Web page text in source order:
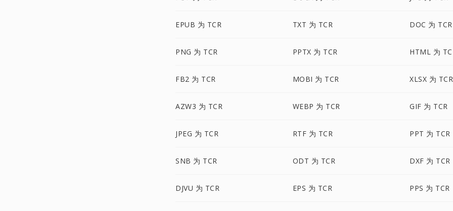
EPUB 为 TCR TXT 为 TCR DOC 为 TCR
PNG 为 TCR PPTX 为 TCR HTML 为
FB2 为 TCR MOBI 为 TCR XLSX 为 TCR
AZW3 为 TCR WEBP 为 TCR GIF 为 TCR
JPEG 为 TCR RTF 为 TCR PPT 为 TCR
SNB 为 TCR ODT 为 TCR DXF 为 TCR
DJVU 为 TCR EPS 为 TCR PPS 为 TCR